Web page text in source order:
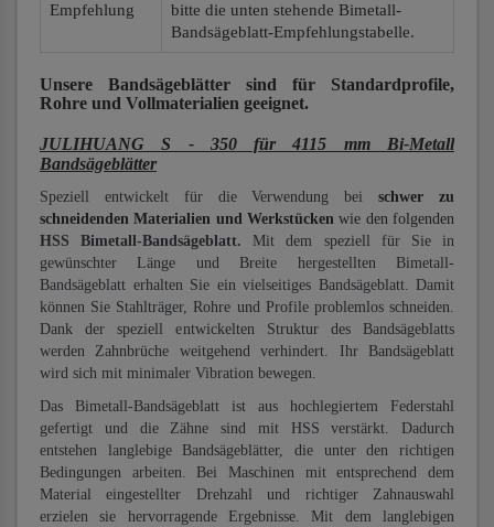
Empfehlung
bitte die unten stehende Bimetall-
Bandsägeblatt-Empfehlungstabelle.
Unsere Bandsägeblätter sind für Standardprofile,
Rohre und Vollmaterialien geeignet.
JULIHUANG S - 350 für 4115 mm Bi-Metall
Bandsägeblätter
Speziell entwickelt für die Verwendung beischwer zu
schneidenden Materialien und Werkstücken wie den folgenden
HSS Bimetall-Bandsägeblatt. Mit dem speziell für Sie in
gewünschter Länge und Breite hergestellten Bimetall-
Bandsägeblatt erhalten Sie ein vielseitiges Bandsägeblatt. Damit
können Sie Stahlträger, Rohre und Profile problemlos schneiden.
Dank der speziell entwickelten Struktur des Bandsägeblatts
werden Zahnbrüche weitgehend verhindert. Ihr Bandsägeblatt
wird sich mit minimaler Vibration bewegen.
Das Bimetall-Bandsägeblatt ist aus hochlegiertem Federstahl
gefertigt und die Zähne sind mit HSS verstärkt. Dadurch
entstehen langlebige Bandsägeblätter, die unter den richtigen
Bedingungen arbeiten. Bei Maschinen mit entsprechend dem
Material eingestellter Drehzahl und richtiger Zahnauswahl
erzielen sie hervorragende Ergebnisse. Mit dem langlebigen